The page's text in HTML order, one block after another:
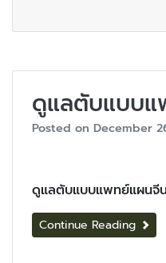
ดูแลตับแบบ
Posted on December
ดูแลตับแบบแพทย์แผนจี
Continue Reading